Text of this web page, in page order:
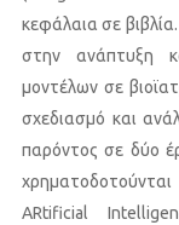
κεφάλαια σε
στην ανάπτυξη
μοντέλων σε
σχεδιασμό και
παρόντος σε δύο
ARtificial